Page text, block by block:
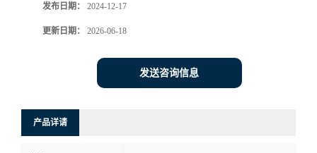
发布日期： 2024-12-17
更新日期： 2026-06-18
发送咨询信息
产品详请